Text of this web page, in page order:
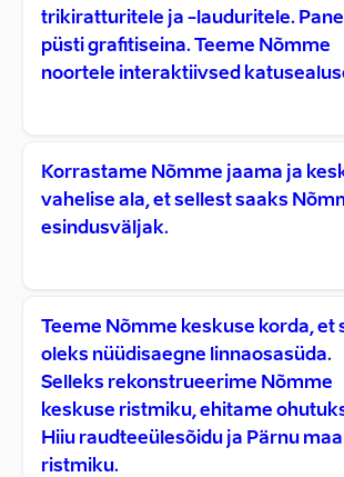
trikiratturitele ja -lauduritele.
püsti grafitiseina. Teeme Nõmme
noortele interaktiivsed
Korrastame Nõmme jaama ja
vahelise ala, et sellest saaks
esindusväljak.
Teeme Nõmme keskuse korda, et
oleks nüüdisaegne linnaosasüda.
Selleks rekonstrueerime Nõmme
keskuse ristmiku, ehitame
Hiiu raudteeülesõidu ja Pärnu
ristmiku.